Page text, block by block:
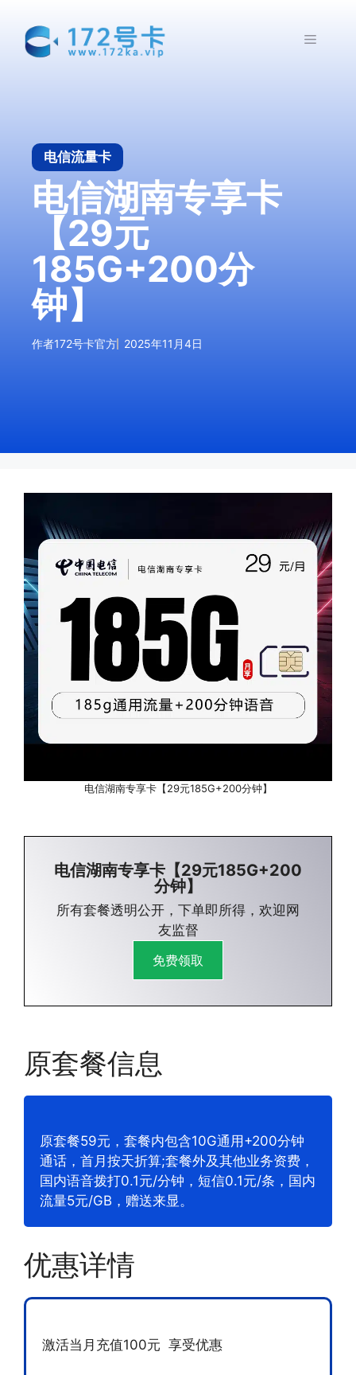
菜
电信流量卡
电信湖南专享卡
【29元
185G+200分
钟】
作者172号卡官方 2025年11月4日
电信湖南专享卡【29元185G+200分钟】
电信湖南专享卡【29元185G+200
分钟】
所有套餐透明公开，下单即所得，欢迎网
友监督
免费领取
原套餐信息
原套餐59元，套餐内包含10G通用+200分钟
通话，首月按天折算;套餐外及其他业务资费，
国内语音拨打0.1元/分钟，短信0.1元/条，国内
流量5元/GB，赠送来显。
优惠详情
激活当月充值100元 享受优惠